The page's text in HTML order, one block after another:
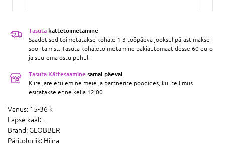
Tasuta kättetoimetamine
Saadetised toimetatakse kohale 1-3 tööpäeva jooksul pärast makse
sooritamist. Tasuta kohaletoimetamine pakiautomaatidesse 60 euro
ja suurema ostu puhul.
Tasuta Kättesaamine samal päeval.
Kiire järeletulemine meie ja partnerite poodides, kui tellimus
esitatakse enne kella 12:00.
Vanus: 15-36 k
Lapse kaal:-
Bränd: GLOBBER
Päritoluriik: Hiina